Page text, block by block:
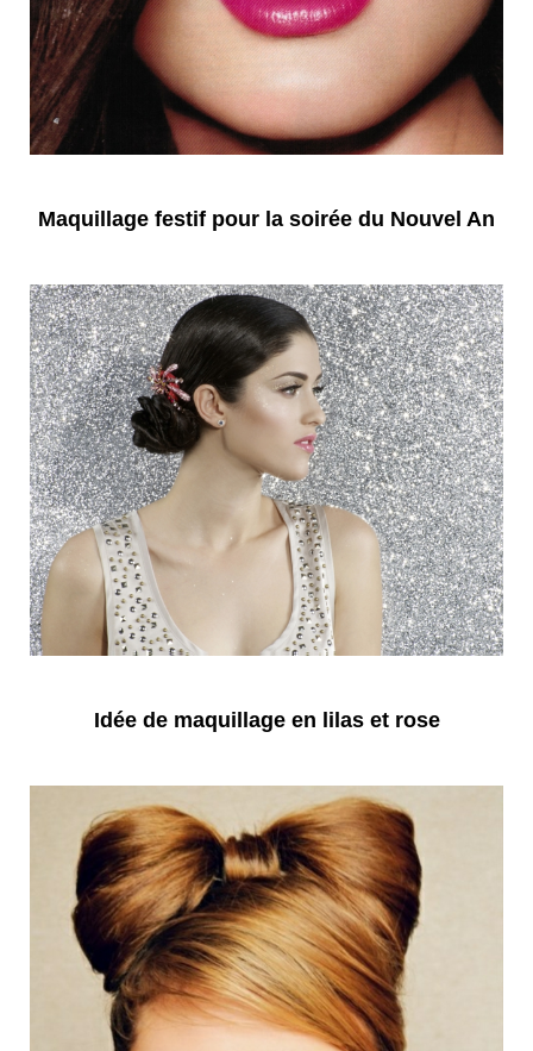
Maquillage festif pour la soirée du Nouvel An
Idée de maquillage en lilas et rose